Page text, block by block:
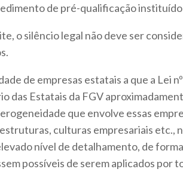
de pré-qualificação
o silêncio legal não deve ser
de empresas estatais a que a Lei
das Estatais da FGV
que envolve essas
culturas empresariais etc.,
nível de detalhamento, de
possíveis de serem aplicados por